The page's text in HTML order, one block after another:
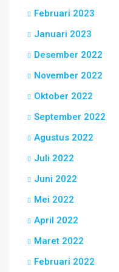
Februari 2023
Januari 2023
Desember 2022
November 2022
Oktober 2022
September 2022
Agustus 2022
Juli 2022
Juni 2022
Mei 2022
April 2022
Maret 2022
Februari 2022